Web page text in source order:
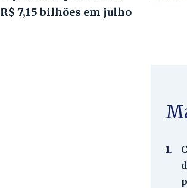
R$ 7,15 bilhões em julho
1.